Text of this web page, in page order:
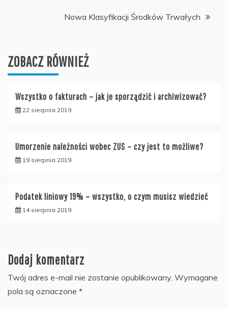
Nowa Klasyfikacji Środków Trwałych
ZOBACZ RÓWNIEŻ
Wszystko o fakturach – jak je sporządzić i archiwizować?
22 sierpnia 2019
Umorzenie należności wobec ZUS – czy jest to możliwe?
19 sierpnia 2019
Podatek liniowy 19% – wszystko, o czym musisz wiedzieć
14 sierpnia 2019
Dodaj komentarz
Twój adres e-mail nie zostanie opublikowany. Wymagane
pola są oznaczone *